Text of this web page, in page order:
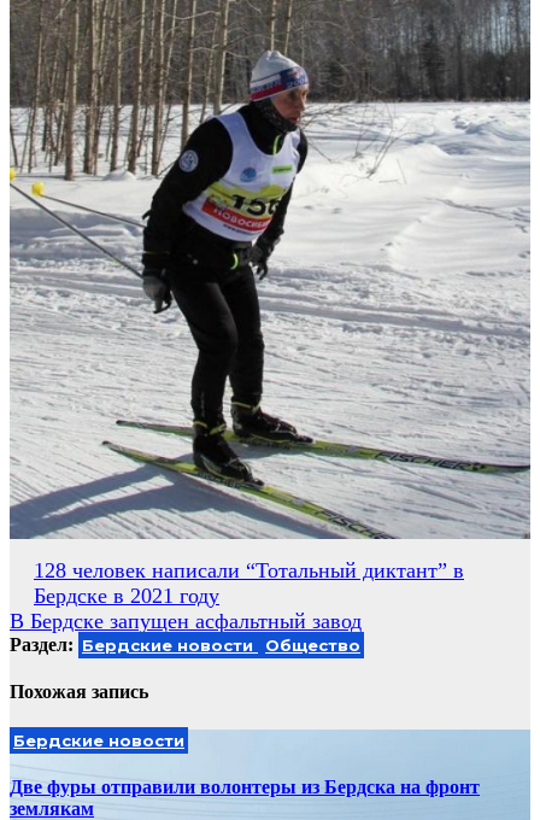
Навигация
по
записям
128 человек написали “Тотальный диктант” в
Бердске в 2021 году
В Бердске запущен асфальтный завод
Раздел: Бердские новости Общество
Похожая запись
Бердские новости
Две фуры отправили волонтеры из Бердска на фронт
землякам